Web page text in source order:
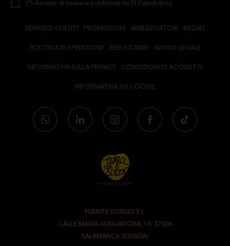
(*) Accetto di ricevere pubblicità da El Catedrático
SERVIZIO CLIENTI PROMOZIONI AMBASCIATORI REGALI
POLITICA DI SPEDIZIONE RESI E CAMBI AVVISO LEGALE
INFORMATIVA SULLA PRIVACY CONDIZIONI DI ACQUISTO
INFORMATIVA SUI COOKIE
PUENTE ROBLES S.L.
CALLE MARÍA AUXILIADORA, 16. 37006
SALAMANCA (ESPAÑA)